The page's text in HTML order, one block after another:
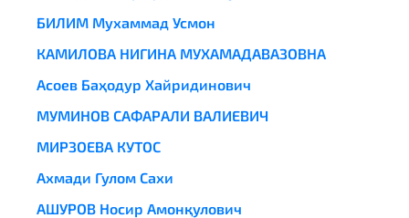
БИЛИМ Мухаммад Усмон
КАМИЛОВА НИГИНА МУХАМАДАВАЗОВНА
Асоев Баҳодур Хайридинович
МУМИНОВ САФАРАЛИ ВАЛИЕВИЧ
МИРЗОЕВА КУТОС
Ахмади Гулом Сахи
АШУРОВ Носир Амонқулович